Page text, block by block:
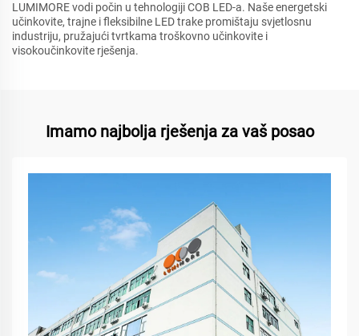
LUMIMORE vodi počin u tehnologiji COB LED-a. Naše energetski
učinkovite, trajne i fleksibilne LED trake promištaju svjetlosnu
industriju, pružajući tvrtkama troškovno učinkovite i
visokoučinkovite rješenja.
Imamo najbolja rješenja za vaš posao